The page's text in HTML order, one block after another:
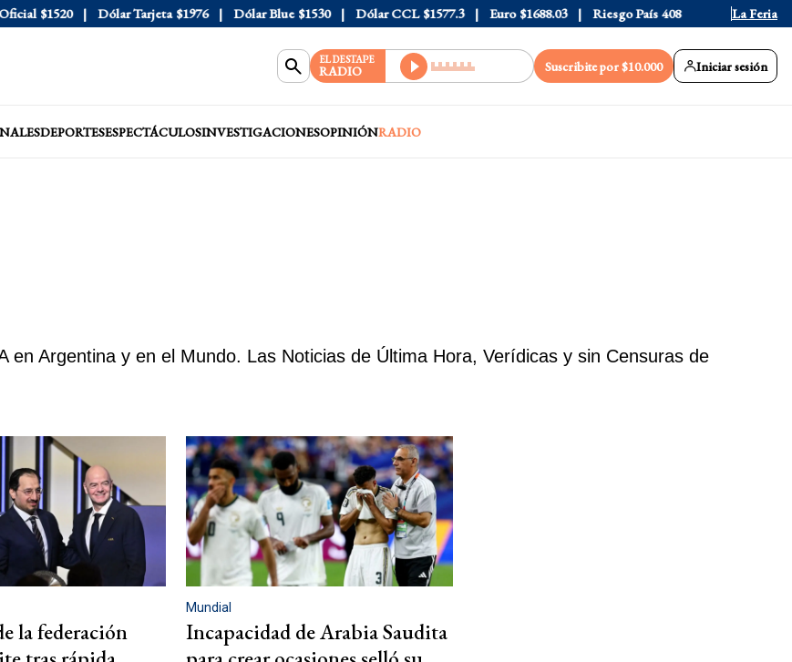
Dólar Tarjeta $1976 Dólar Blue $1530 Dólar CCL $1577.3 Euro $1688.03 Riesgo País 408 La Feria
EL DESTAPE
RADIO Suscribite por $10.000 Iniciar sesión
DEPORTESESPECTÁCULOSINVESTIGACIONESOPINIÓNRADIO
en Argentina y en el Mundo. Las Noticias de Última Hora, Verídicas y sin Censuras de
la federación
Mundial
Incapacidad de Arabia Saudita